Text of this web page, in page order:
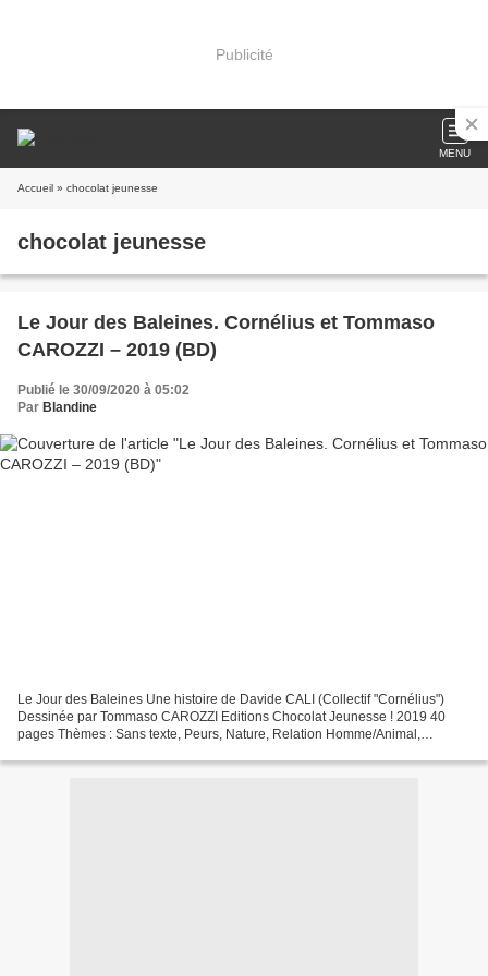
Publicité
MENU
Accueil » chocolat jeunesse
chocolat jeunesse
Le Jour des Baleines. Cornélius et Tommaso
CAROZZI – 2019 (BD)
Publié le 30/09/2020 à 05:02
Par Blandine
Le Jour des Baleines Une histoire de Davide CALI (Collectif "Cornélius")
Dessinée par Tommaso CAROZZI Editions Chocolat Jeunesse ! 2019 40
pages Thèmes : Sans texte, Peurs, Nature, Relation Homme/Animal,